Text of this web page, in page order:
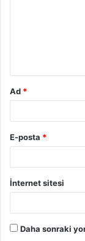
Ad *
E-posta *
İnternet sitesi
Daha sonraki